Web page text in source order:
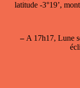
latitude -3°19’,
–A 17h17, Lune